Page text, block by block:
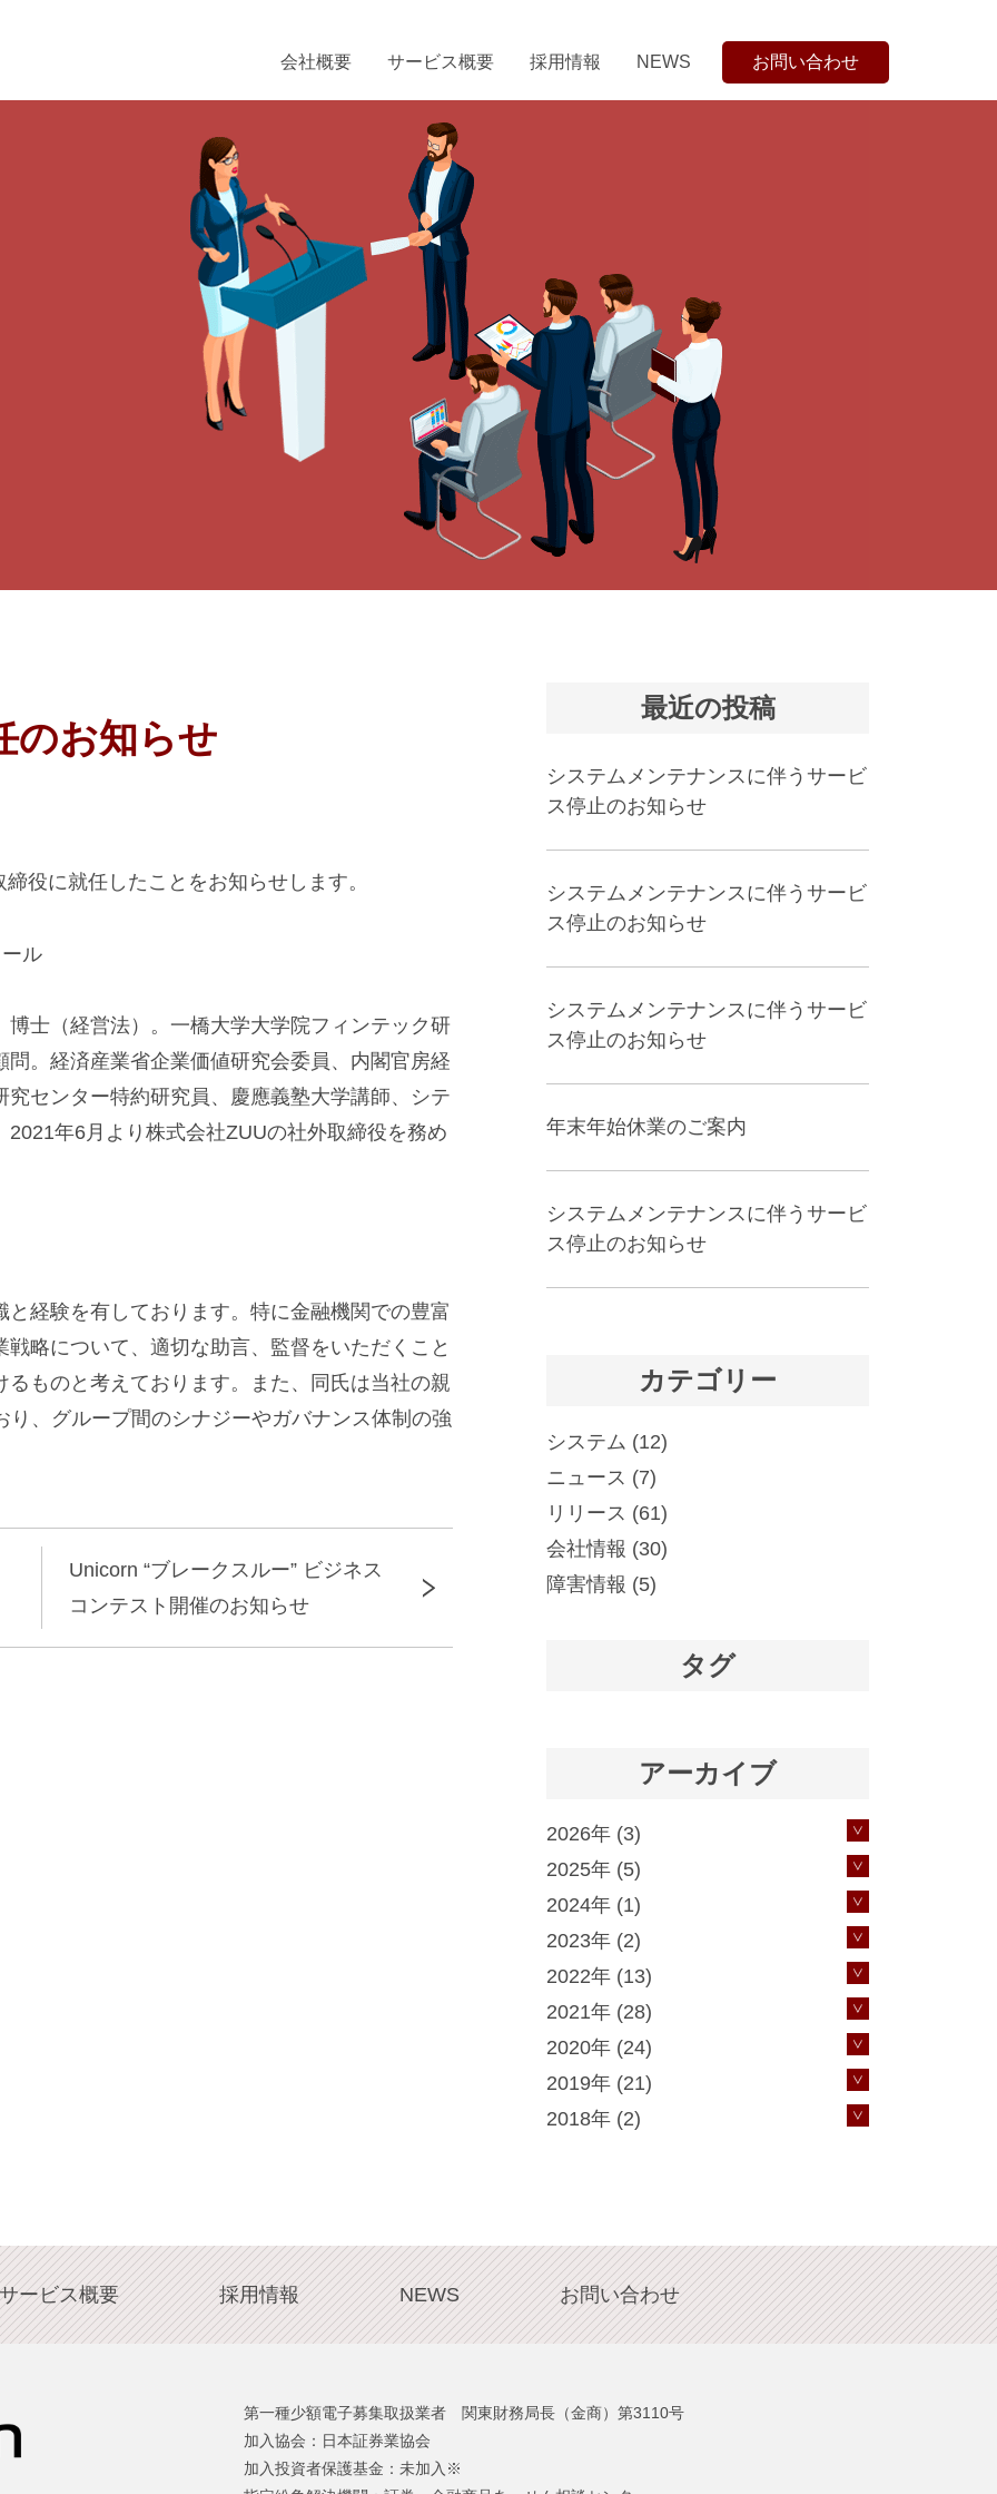
会社概要 サービス概要 採用情報 NEWS お問い合わせ
お知らせ
役に就任したことをお知らせします。
ル
士（経営法）。一橋大学大学院フィンテック研
。経済産業省企業価値研究会委員、内閣官房経
センター特約研究員、慶應義塾大学講師、シテ
年6月より株式会社ZUUの社外取締役を務め
経験を有しております。特に金融機関での豊富
略について、適切な助言、監督をいただくこと
ものと考えております。また、同氏は当社の親
、グループ間のシナジーやガバナンス体制の強
Unicorn “ブレークスルー” ビジネス
コンテスト開催のお知らせ
最近の投稿
システムメンテナンスに伴うサービ
ス停止のお知らせ
システムメンテナンスに伴うサービ
ス停止のお知らせ
システムメンテナンスに伴うサービ
ス停止のお知らせ
年末年始休業のご案内
システムメンテナンスに伴うサービ
ス停止のお知らせ
カテゴリー
システム (12)
ニュース (7)
リリース (61)
会社情報 (30)
障害情報 (5)
タグ
アーカイブ
2026年 (3)
2025年 (5)
2024年 (1)
2023年 (2)
2022年 (13)
2021年 (28)
2020年 (24)
2019年 (21)
2018年 (2)
サービス概要 採用情報 NEWS お問い合わせ
第一種少額電子募集取扱業者 関東財務局長（金商）第3110号
加入協会：日本証券業協会
加入投資者保護基金：未加入※